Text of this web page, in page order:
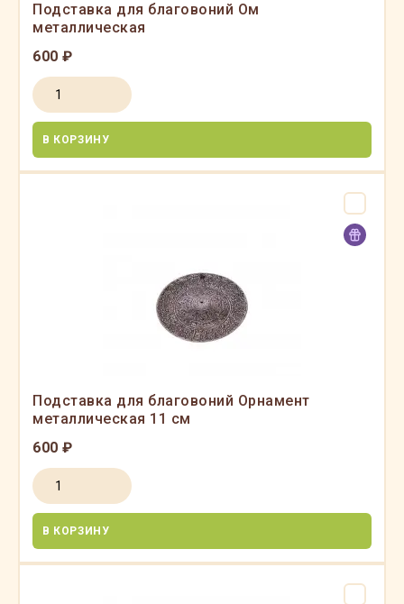
Подставка для благовоний Ом
металлическая
600 ₽
В КОРЗИНУ
Подставка для благовоний Орнамент
металлическая 11 см
600 ₽
В КОРЗИНУ